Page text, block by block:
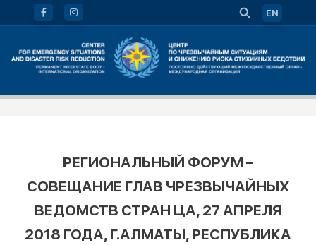
EN
РЕГИОНАЛЬНЫЙ ФОРУМ –
СОВЕЩАНИЕ ГЛАВ ЧРЕЗВЫЧАЙНЫХ
ВЕДОМСТВ СТРАН ЦА, 27 АПРЕЛЯ
2018 ГОДА, Г.АЛМАТЫ, РЕСПУБЛИКА